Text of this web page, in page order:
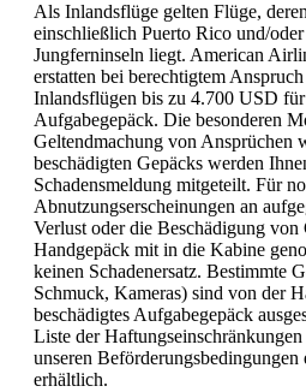
be
expanded
Als Inlandsflüge gelten Flüge,
einschließlich Puerto Rico und/
Jungferninseln liegt. American
erstatten bei berechtigtem
Inlandsflügen bis zu 4.700 USD
Aufgabegepäck. Die besonderen
Geltendmachung von Ansprüchen
beschädigten Gepäcks werden
Schadensmeldung mitgeteilt. Für
Abnutzungserscheinungen an
Verlust oder die Beschädigung von
Handgepäck mit in die Kabine
keinen Schadenersatz. Bestimmte
Schmuck, Kameras) sind von der
beschädigtes Aufgabegepäck
Liste der
unseren
erhältlich.